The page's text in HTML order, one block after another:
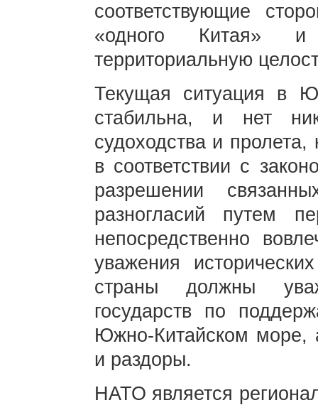
соответствующие
«одного Китая»
территориальную
Текущая ситуация в
стабильна, и нет
судоходства и
в соответствии с
разрешении
разногласий путем
непосредственно
уважения
страны должны
государств по
Южно-Китайском море,
и раздоры.
НАТО является